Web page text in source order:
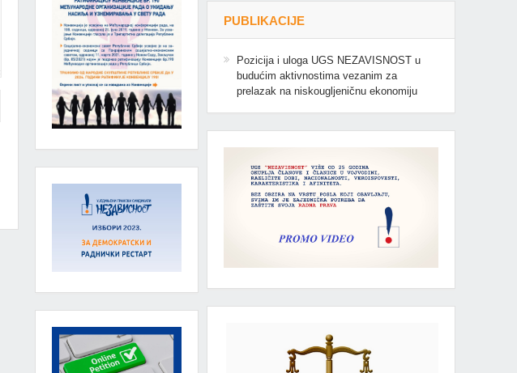
PUBLIKACIJE
Pozicija i uloga UGS NEZAVISNOST u
budućim aktivnostima vezanim za
prelazak na niskougljeničnu ekonomiju